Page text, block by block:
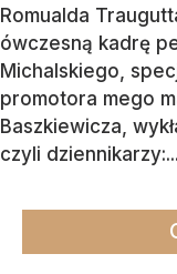
Romualda
ówczesną kadrę
Michalskiego,
promotora mego
Baszkiewicza,
czyli dziennikarzy:...